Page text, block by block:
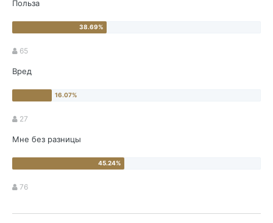
Польза
65
Вред
27
Мне без разницы
76